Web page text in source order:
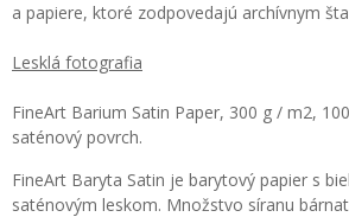
a papiere, ktoré zodpovedajú archívnym
Lesklá fotografia
FineArt Barium Satin Paper, 300 g / m2,
saténový povrch.
FineArt Baryta Satin je barytový papier s
saténovým leskom. Množstvo síranu